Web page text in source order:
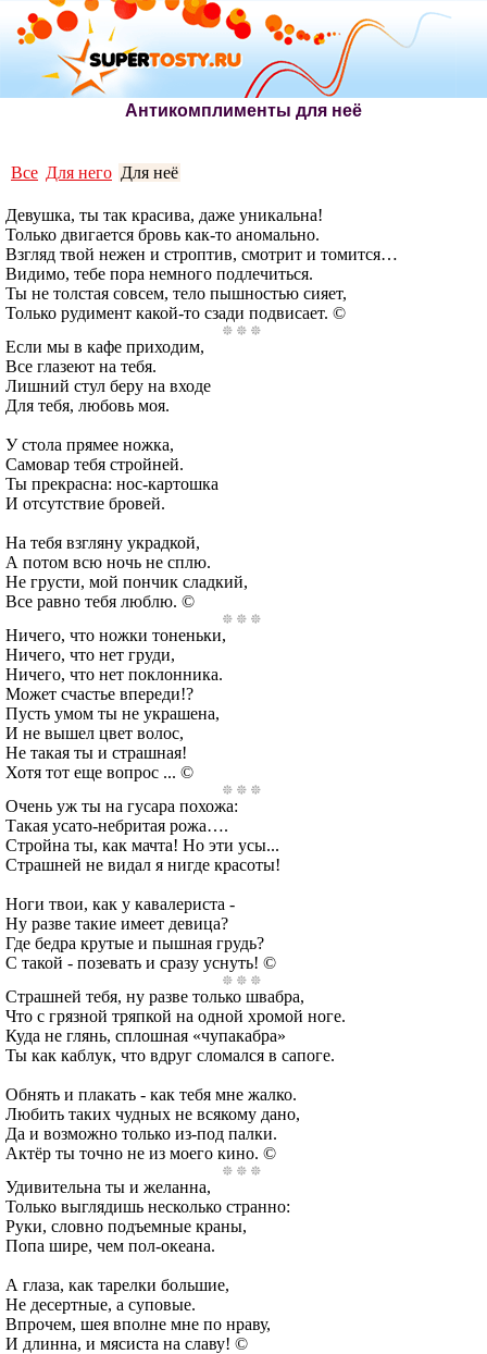
Антикомплименты для неё
Все Для него Для неё
Девушка, ты так красива, даже уникальна!
Только двигается бровь как-то аномально.
Взгляд твой нежен и строптив, смотрит и томится…
Видимо, тебе пора немного подлечиться.
Ты не толстая совсем, тело пышностью сияет,
Только рудимент какой-то сзади подвисает. ©
Если мы в кафе приходим,
Все глазеют на тебя.
Лишний стул беру на входе
Для тебя, любовь моя.
У стола прямее ножка,
Самовар тебя стройней.
Ты прекрасна: нос-картошка
И отсутствие бровей.
На тебя взгляну украдкой,
А потом всю ночь не сплю.
Не грусти, мой пончик сладкий,
Все равно тебя люблю. ©
Ничего, что ножки тоненьки,
Ничего, что нет груди,
Ничего, что нет поклонника.
Может счастье впереди!?
Пусть умом ты не украшена,
И не вышел цвет волос,
Не такая ты и страшная!
Хотя тот еще вопрос ... ©
Очень уж ты на гусара похожа:
Такая усато-небритая рожа….
Стройна ты, как мачта! Но эти усы...
Страшней не видал я нигде красоты!
Ноги твои, как у кавалериста -
Ну разве такие имеет девица?
Где бедра крутые и пышная грудь?
С такой - позевать и сразу уснуть! ©
Страшней тебя, ну разве только швабра,
Что с грязной тряпкой на одной хромой ноге.
Куда не глянь, сплошная «чупакабра»
Ты как каблук, что вдруг сломался в сапоге.
Обнять и плакать - как тебя мне жалко.
Любить таких чудных не всякому дано,
Да и возможно только из-под палки.
Актёр ты точно не из моего кино. ©
Удивительна ты и желанна,
Только выглядишь несколько странно:
Руки, словно подъемные краны,
Попа шире, чем пол-океана.
А глаза, как тарелки большие,
Не десертные, а суповые.
Впрочем, шея вполне мне по нраву,
И длинна, и мясиста на славу! ©